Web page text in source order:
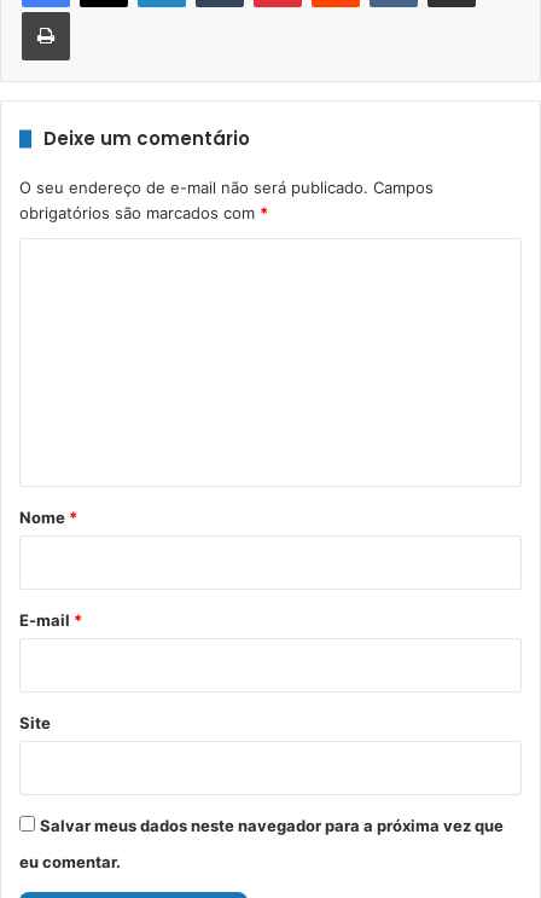
Imprimir
Deixe um comentário
O seu endereço de e-mail não será publicado. Campos
obrigatórios são marcados com *
r
*
Nome *
E-mail *
Site
Salvar meus dados neste navegador para a próxima vez que
eu comentar.